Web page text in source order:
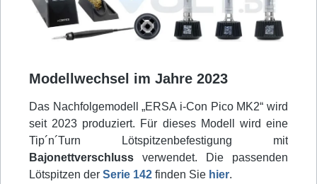
Modellwechsel im Jahre 2023
Das Nachfolgemodell „ERSA i-Con Pico MK2“ wird
seit 2023 produziert. Für dieses Modell wird eine
Tip´n´Turn Lötspitzenbefestigung mit
Bajonettverschluss verwendet. Die passenden
Lötspitzen der Serie 142 finden Sie hier.